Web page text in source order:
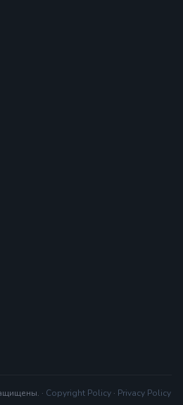
· Copyright Policy · Privacy Policy